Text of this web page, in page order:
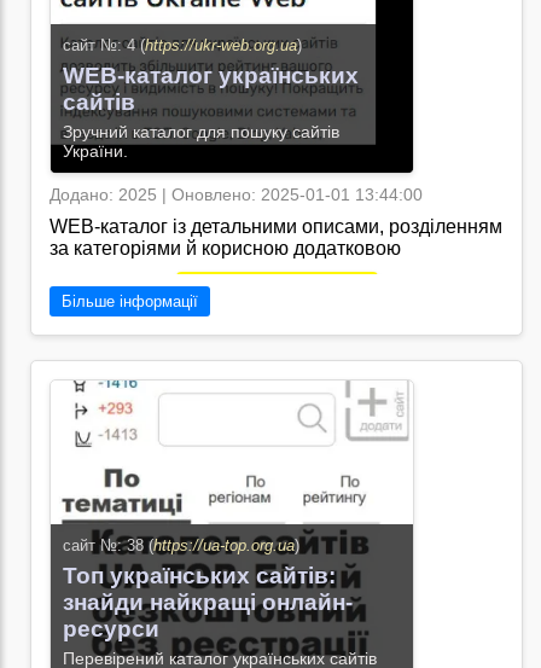
сайт №: 4 (https://ukr-web.org.ua)
WEB-каталог українських
сайтів
Зручний каталог для пошуку сайтів
України.
Додано: 2025 | Оновлено: 2025-01-01 13:44:00
WEB-каталог із детальними описами, розділенням
за категоріями й корисною додатковою
інформацією. Перейти на сайт →
Більше інформації
сайт №: 38 (https://ua-top.org.ua)
Топ українських сайтів:
знайди найкращі онлайн-
ресурси
Перевірений каталог українських сайтів